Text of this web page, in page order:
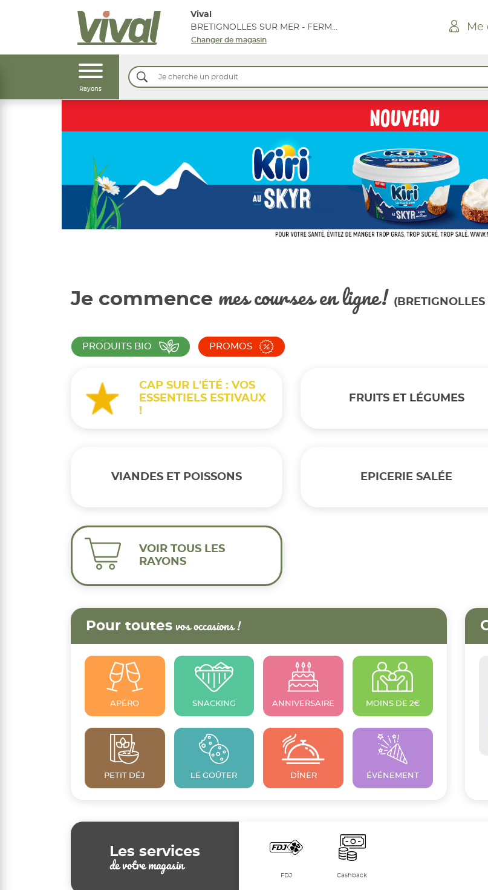
Vival
BRETIGNOLLES SUR MER - FERMES MA VIVAL
Changer de magasin
Me
Rayons
Je commence mes courses en ligne!
PRODUITS BIO PROMOS
CAP SUR L'ÉTÉ : VOS
ESSENTIELS ESTIVAUX
!
FRUITS ET LÉGUMES
VIANDES ET POISSONS EPICERIE SALÉE
VOIR TOUS LES
RAYONS
Pour toutes vos occasions !
APÉRO SNACKING ANNIVERSAIRE MOINS DE 2€
PETIT DÉJ LE GOÛTER DÎNER ÉVÉNEMENT
Les services
de votre magasin
FDJ Cashback